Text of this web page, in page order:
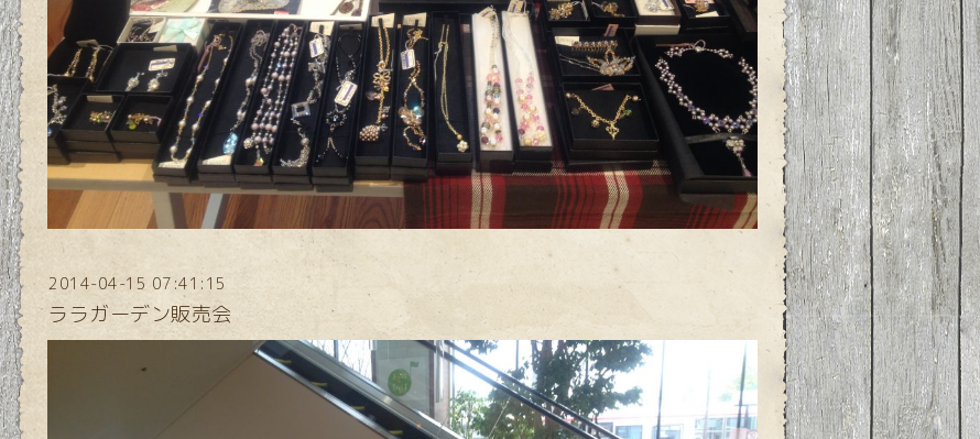
2014-04-15 07:41:15
ララガーデン販売会